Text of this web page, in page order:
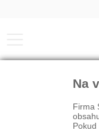
Na
Firma